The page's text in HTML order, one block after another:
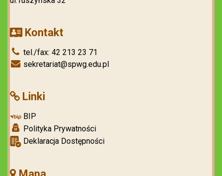
Kontakt
tel./fax: 42 213 23 71
sekretariat@spwg.edu.pl
Linki
BIP
Polityka Prywatności
Deklaracja Dostępności